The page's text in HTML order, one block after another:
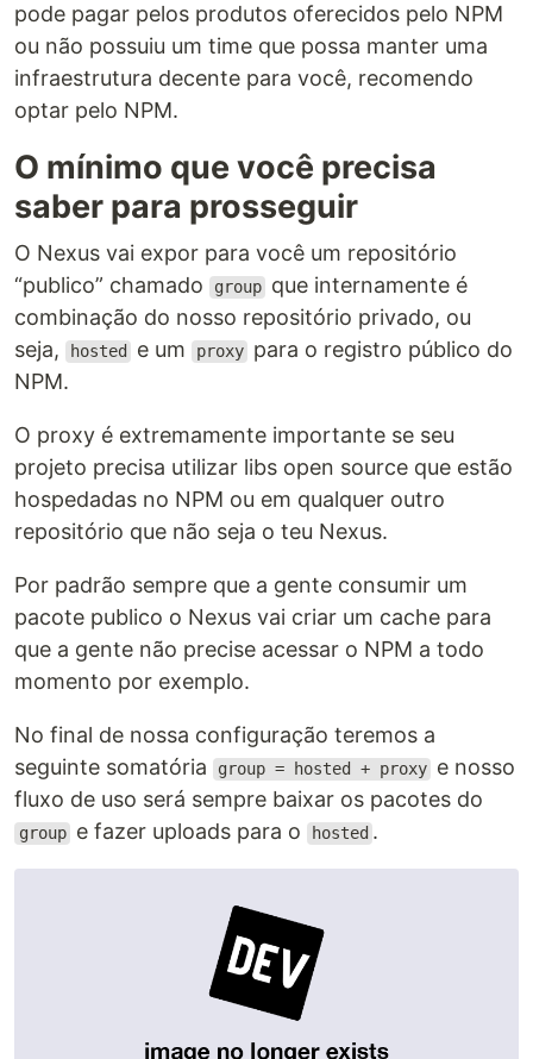
pode pagar pelos produtos oferecidos pelo NPM
ou não possuiu um time que possa manter uma
infraestrutura decente para você, recomendo
optar pelo NPM.
O mínimo que você precisa
saber para prosseguir
O Nexus vai expor para você um repositório
“publico” chamado
group que internamente é
combinação do nosso repositório privado, ou
seja,
hosted e um proxy para o registro público do
NPM.
O proxy é extremamente importante se seu
projeto precisa utilizar libs open source que estão
hospedadas no NPM ou em qualquer outro
repositório que não seja o teu Nexus.
Por padrão sempre que a gente consumir um
pacote publico o Nexus vai criar um cache para
que a gente não precise acessar o NPM a todo
momento por exemplo.
No final de nossa configuração teremos a
seguinte somatória
group = hosted + proxy e nosso
fluxo de uso será sempre baixar os pacotes do
group e fazer uploads para o hosted .